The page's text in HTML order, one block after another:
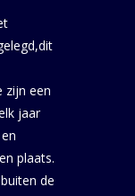
zijn een
jaar
plaats.
de